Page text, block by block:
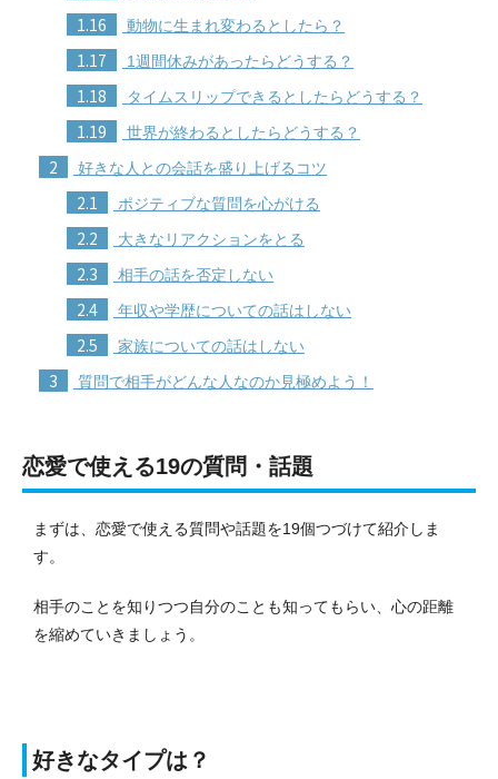
1.16 動物に生まれ変わるとしたら？
1.17 1週間休みがあったらどうする？
1.18 タイムスリップできるとしたらどうする？
1.19 世界が終わるとしたらどうする？
2 好きな人との会話を盛り上げるコツ
2.1 ポジティブな質問を心がける
2.2 大きなリアクションをとる
2.3 相手の話を否定しない
2.4 年収や学歴についての話はしない
2.5 家族についての話はしない
3 質問で相手がどんな人なのか見極めよう！
恋愛で使える19の質問・話題
まずは、恋愛で使える質問や話題を19個つづけて紹介しま
す。
相手のことを知りつつ自分のことも知ってもらい、心の距離
を縮めていきましょう。
好きなタイプは？